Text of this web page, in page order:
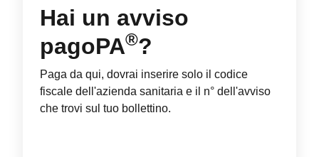
Hai un avviso
pagoPA®?
Paga da qui, dovrai inserire solo il codice
fiscale dell'azienda sanitaria e il n° dell'avviso
che trovi sul tuo bollettino.